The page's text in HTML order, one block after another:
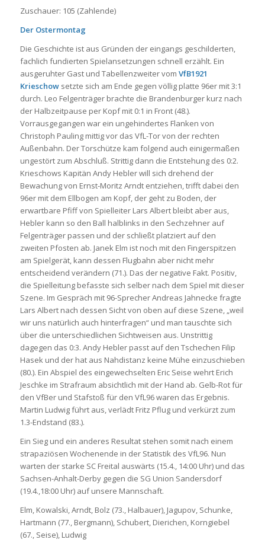
Zuschauer: 105 (Zahlende)
Der Ostermontag
Die Geschichte ist aus Gründen der eingangs geschilderten,
fachlich fundierten Spielansetzungen schnell erzählt. Ein
ausgeruhter Gast und Tabellenzweiter vom VfB1921
Krieschow setzte sich am Ende gegen völlig platte 96er mit 3:1
durch. Leo Felgenträger brachte die Brandenburger kurz nach
der Halbzeitpause per Kopf mit 0:1 in Front (48.).
Vorrausgegangen war ein ungehindertes Flanken von
Christoph Pauling mittig vor das VfL-Tor von der rechten
Außenbahn. Der Torschütze kam folgend auch einigermaßen
ungestört zum Abschluß. Strittig dann die Entstehung des 0:2.
Krieschows Kapitän Andy Hebler will sich drehend der
Bewachung von Ernst-Moritz Arndt entziehen, trifft dabei den
96er mit dem Ellbogen am Kopf, der geht zu Boden, der
erwartbare Pfiff von Spielleiter Lars Albert bleibt aber aus,
Hebler kann so den Ball halblinks in den Sechzehner auf
Felgenträger passen und der schließt platziert auf den
zweiten Pfosten ab. Janek Elm ist noch mit den Fingerspitzen
am Spielgerät, kann dessen Flugbahn aber nicht mehr
entscheidend verändern (71.). Das der negative Fakt. Positiv,
die Spielleitung befasste sich selber nach dem Spiel mit dieser
Szene. Im Gespräch mit 96-Sprecher Andreas Jahnecke fragte
Lars Albert nach dessen Sicht von oben auf diese Szene, „weil
wir uns natürlich auch hinterfragen“ und man tauschte sich
über die unterschiedlichen Sichtweisen aus. Unstrittig
dagegen das 0:3. Andy Hebler passt auf den Tschechen Filip
Hasek und der hat aus Nahdistanz keine Mühe einzuschieben
(80.). Ein Abspiel des eingewechselten Eric Seise wehrt Erich
Jeschke im Strafraum absichtlich mit der Hand ab. Gelb-Rot für
den VfBer und Stafstoß für den VfL96 waren das Ergebnis.
Martin Ludwig führt aus, verlädt Fritz Pflug und verkürzt zum
1.3-Endstand (83.).
Ein Sieg und ein anderes Resultat stehen somit nach einem
strapaziösen Wochenende in der Statistik des VfL96. Nun
warten der starke SC Freital auswärts (15.4., 14:00 Uhr) und das
Sachsen-Anhalt-Derby gegen die SG Union Sandersdorf
(19.4.,18:00 Uhr) auf unsere Mannschaft.
Elm, Kowalski, Arndt, Bolz (73., Halbauer), Jagupov, Schunke,
Hartmann (77., Bergmann), Schubert, Dierichen, Korngiebel
(67., Seise), Ludwig